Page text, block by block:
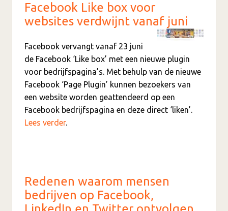
Facebook Like box voor
websites verdwijnt vanaf juni
Facebook vervangt vanaf 23 juni
de Facebook ‘Like box’ met een nieuwe plugin
voor bedrijfspagina’s. Met behulp van de nieuwe
Facebook ‘Page Plugin’ kunnen bezoekers van
een website worden geattendeerd op een
Facebook bedrijfspagina en deze direct ‘liken’.
Lees verder.
Redenen waarom mensen
bedrijven op Facebook,